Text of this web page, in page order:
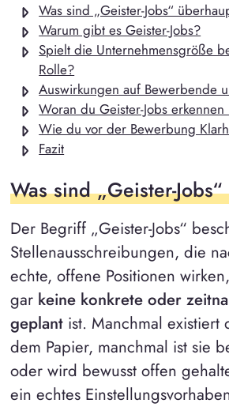
Was sind „Geister-Jobs“
Warum gibt es Geister-Jobs?
Spielt die Unternehmensgröße
Rolle?
Auswirkungen auf Bewerbende
Woran du Geister-Jobs erkennen
Wie du vor der Bewerbung
Fazit
Was sind „Geister-
Der Begriff „Geister-Jobs“
Stellenausschreibungen, die
echte, offene Positionen
gar keine konkrete oder
geplantist. Manchmal existiert
dem Papier, manchmal ist sie
oder wird bewusst offen
ein echtes